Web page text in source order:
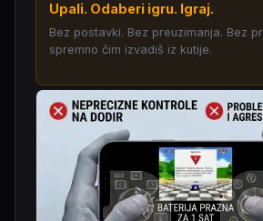
Upali. Odaberi igru. Igraj.
Bez postavki. Bez preuzimanja. Bez
spremno čim izvadiš iz kutije.